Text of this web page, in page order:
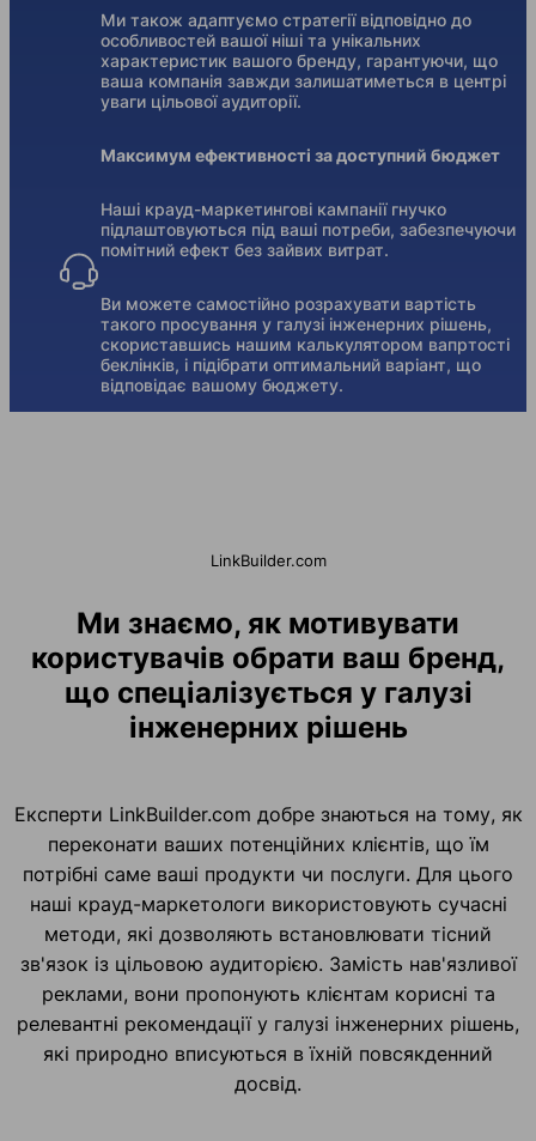
Ми також адаптуємо стратегії відповідно до
особливостей вашої ніші та унікальних
характеристик вашого бренду, гарантуючи, що
ваша компанія завжди залишатиметься в центрі
уваги цільової аудиторії.
Максимум ефективності за доступний бюджет
Наші крауд-маркетингові кампанії гнучко
підлаштовуються під ваші потреби, забезпечуючи
помітний ефект без зайвих витрат.
Ви можете самостійно розрахувати вартість
такого просування у галузі інженерних рішень,
скориставшись нашим калькулятором вапртості
беклінків, і підібрати оптимальний варіант, що
відповідає вашому бюджету.
LinkBuilder.com
Ми знаємо, як мотивувати
користувачів обрати ваш бренд,
що спеціалізується у галузі
інженерних рішень
Експерти LinkBuilder.com добре знаються на тому, як
переконати ваших потенційних клієнтів, що їм
потрібні саме ваші продукти чи послуги. Для цього
наші крауд-маркетологи використовують сучасні
методи, які дозволяють встановлювати тісний
зв'язок із цільовою аудиторією. Замість нав'язливої
реклами, вони пропонують клієнтам корисні та
релевантні рекомендації у галузі інженерних рішень,
які природно вписуються в їхній повсякденний
досвід.